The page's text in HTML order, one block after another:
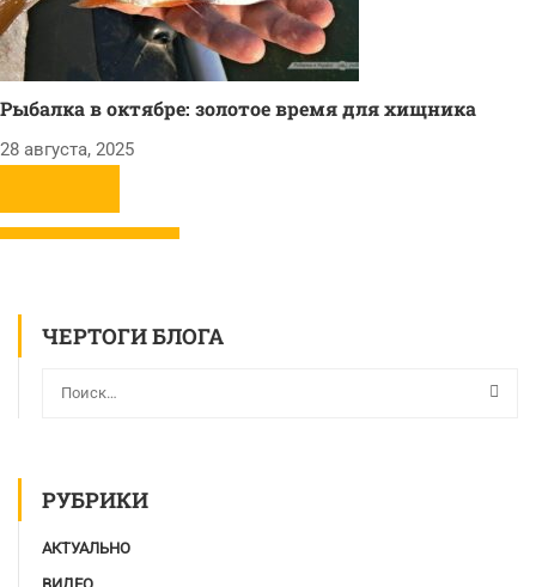
Рыбалка в октябре: золотое время для хищника
28 августа, 2025
ЧЕРТОГИ БЛОГА
РУБРИКИ
АКТУАЛЬНО
ВИДЕО